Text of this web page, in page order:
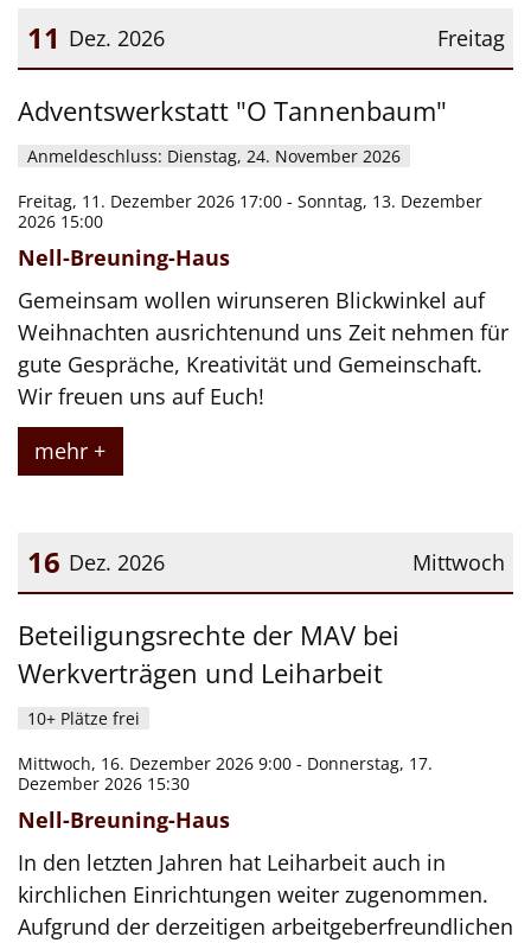
Freitag
11 Dez. 2026
Adventswerkstatt "O Tannenbaum"
Anmeldeschluss: Dienstag, 24. November 2026
Freitag, 11. Dezember 2026 17:00 - Sonntag, 13. Dezember
2026 15:00
Nell-Breuning-Haus
Gemeinsam wollen wirunseren Blickwinkel auf
Weihnachten ausrichtenund uns Zeit nehmen für
gute Gespräche, Kreativität und Gemeinschaft.
Wir freuen uns auf Euch!
mehr +
Mittwoch
16 Dez. 2026
Beteiligungsrechte der MAV bei
Werkverträgen und Leiharbeit
10+ Plätze frei
Mittwoch, 16. Dezember 2026 9:00 - Donnerstag, 17.
Dezember 2026 15:30
Nell-Breuning-Haus
In den letzten Jahren hat Leiharbeit auch in
kirchlichen Einrichtungen weiter zugenommen.
Aufgrund der derzeitigen arbeitgeberfreundlichen